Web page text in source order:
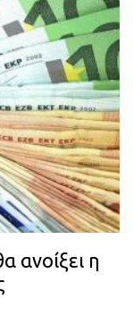
ανοίξει η